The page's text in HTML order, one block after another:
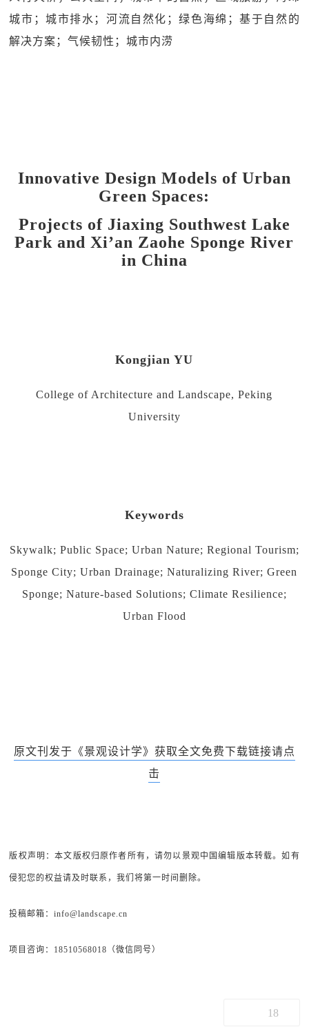
城市；城市排水；河流自然化；绿色海绵；基于自然的
解决方案；气候韧性；城市内涝
Innovative Design Models of Urban
Green Spaces:
Projects of Jiaxing Southwest Lake
Park and Xi’an Zaohe Sponge River
in China
Kongjian YU
College of Architecture and Landscape, Peking
University
Keywords
Skywalk; Public Space; Urban Nature; Regional Tourism;
Sponge City; Urban Drainage; Naturalizing River; Green
Sponge; Nature-based Solutions; Climate Resilience;
Urban Flood
原文刊发于《景观设计学》获取全文免费下载链接请点
击
版权声明：本文版权归原作者所有，请勿以景观中国编辑版本转载。如有
侵犯您的权益请及时联系，我们将第一时间删除。
投稿邮箱：info@landscape.cn
项目咨询：18510568018（微信同号）
18